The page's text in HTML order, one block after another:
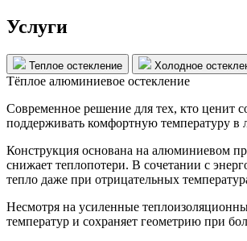
Услуги
Теплое остекление Холодное
Тёплое алюминиевое остекление
Современное решение для тех, кто ценит
поддерживать комфортную температуру в
Конструкция основана на алюминиевом
снижает теплопотери. В сочетании с
тепло даже при отрицательных
Несмотря на усиленные
температур и сохраняет геометрию при